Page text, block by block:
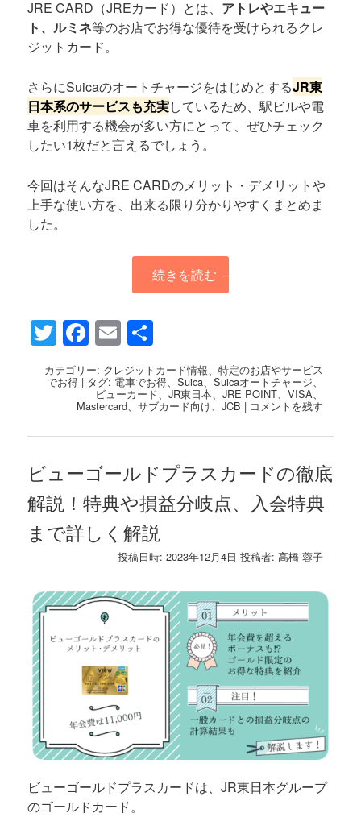
JRE CARD（JREカード）とは、 アトレやエキュー
ト、ルミネ等のお店でお得な優待を受けられるクレ
ジットカード。
さらにSuicaのオートチャージをはじめとするJR東
日本系のサービスも充実しているため、駅ビルや電
車を利用する機会が多い方にとって、ぜひチェック
したい1枚だと言えるでしょう。
今回はそんなJRE CARDのメリット・デメリットや
上手な使い方を、出来る限り分かりやすくまとめま
した。
続きを読む →
Twitter
Facebook
Email
有
カテゴリー: クレジットカード情報 、特定のお店やサービス
でお得 | タグ: 電車でお得 、Suica 、Suicaオートチャージ
ビューカード 、JR東日本 、JRE POINT 、VISA
Mastercard 、サブカード向け 、JCB | コメントを残す
ビューゴールドプラスカードの徹底
解説！特典や損益分岐点、入会特典
まで詳しく解説
投稿日時:2023年12月4日 投稿者:高橋 蓉子
ビューゴールドプラスカードは、JR東日本グループ
のゴールドカード。